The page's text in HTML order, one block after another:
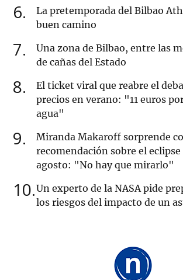
6
La pretemporada del Bilbao
buen camino
7
Una zona de Bilbao, entre las
de cañas del Estado
8
El ticket viral que reabre el
precios en verano: "11 euros
agua"
9
Miranda Makaroff sorprende
recomendación sobre el eclipse
agosto: "No hay que mirarlo"
10 Un experto de la NASA pide
los riesgos del impacto de un